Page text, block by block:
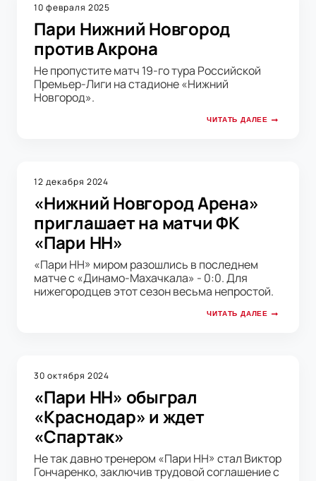
10 февраля 2025
Пари Нижний Новгород
против Акрона
Не пропустите матч 19-го тура Российской
Премьер-Лиги на стадионе «Нижний
Новгород».
ЧИТАТЬ ДАЛЕЕ
12 декабря 2024
«Нижний Новгород Арена»
приглашает на матчи ФК
«Пари НН»
«Пари НН» миром разошлись в последнем
матче с «Динамо-Махачкала» - 0:0. Для
нижегородцев этот сезон весьма непростой.
ЧИТАТЬ ДАЛЕЕ
30 октября 2024
«Пари НН» обыграл
«Краснодар» и ждет
«Спартак»
Не так давно тренером «Пари НН» стал Виктор
Гончаренко, заключив трудовой соглашение с